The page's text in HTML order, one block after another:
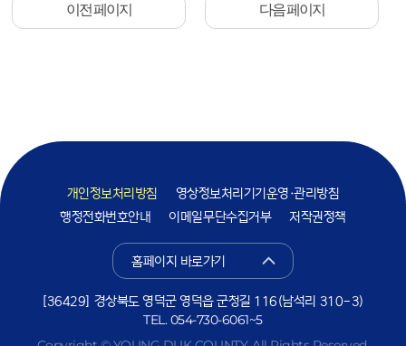
이전 페이지 다음 페이지
개인정보처리방침
영상정보처리기기운영·관리방침
행정전화번호안내
이메일무단수집거부 저작권정책
홈페이지 바로가기
[36429] 경상북도 영덕군 영덕읍 군청길 116(남석리 310-3)
TEL.054-730-6061~5